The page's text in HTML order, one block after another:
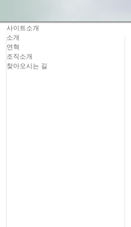
사이트소개
소개
연혁
조직소개
찾아오시는 길